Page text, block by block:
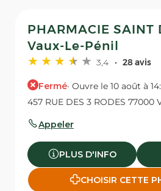
PHARMACIE SAINT
Vaux-Le-Pénil
3,4 28 avis
Fermé· Ouvre le 10 août à
457 RUE DES 3 RODES 77000
Appeler
PLUS D'INFO
CHOISIR CETTE